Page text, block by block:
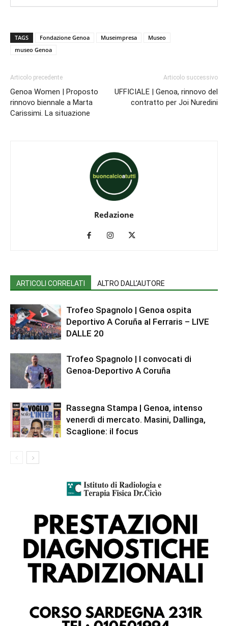
TAGS Fondazione Genoa Museimpresa
Museo
museo Genoa
Articolo precedente
Genoa Women | Proposto
rinnovo biennale a Marta
Carissimi. La situazione
Articolo successivo
UFFICIALE | Genoa, rinnovo del
contratto per Joi Nuredini
Redazione
ARTICOLI CORRELATI ALTRO DALL'AUTORE
Trofeo Spagnolo | Genoa ospita
Deportivo A Coruña al Ferraris – LIVE
DALLE 20
Trofeo Spagnolo | I convocati di
Genoa-Deportivo A Coruña
Rassegna Stampa | Genoa, intenso
venerdì di mercato. Masini, Dallinga,
Scaglione: il focus